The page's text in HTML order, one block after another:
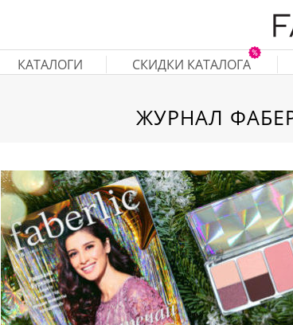
КАТАЛОГИ СКИДКИ КАТАЛОГА
ЖУРНАЛ